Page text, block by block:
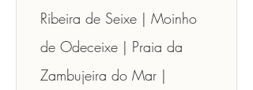
Ribeira de Seixe | Moinho
de Odeceixe | Praia da
Zambujeira do Mar |